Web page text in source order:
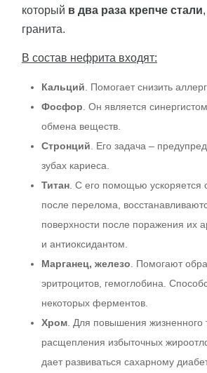
который в два раза крепче стали
гранита.
В состав нефрита входят:
Кальций . Помогает снизить
Фосфор . Он является
обмена веществ.
Стронций . Его задача –
зубах кариеса.
Титан . С его помощью ускоряется
после перелома,
поверхности после поражения их
и антиоксидантом.
Марганец, железо . Помогают
эритроцитов, гемоглобина.
некоторых ферментов.
Хром . Для повышения жизненного
расщепления избыточных
дает развиваться сахарному